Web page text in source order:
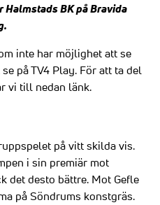
BK på Bravida
inte har möjlighet att se
på TV4 Play. För att ta del
vi till nedan länk.
på vitt skilda vis.
i sin premiär mot
det desto bättre. Mot Gefle
på Söndrums konstgräs.